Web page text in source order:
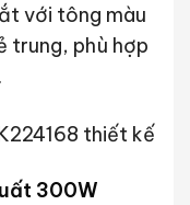
với tông màu
trung, phù hợp
300W